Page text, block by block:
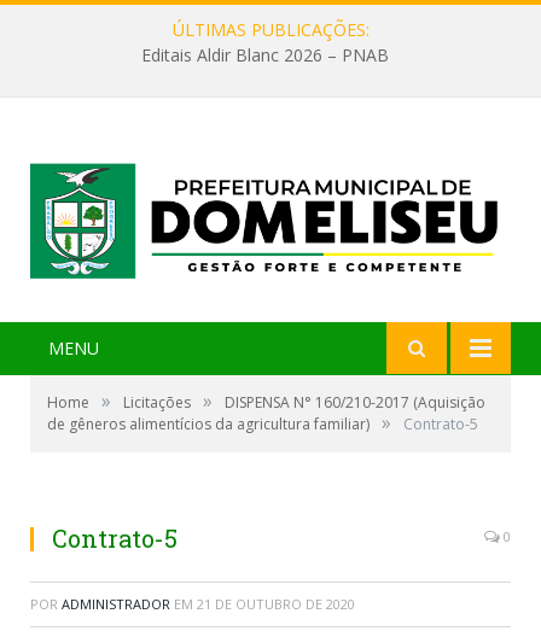
ÚLTIMAS PUBLICAÇÕES:
Editais Aldir Blanc 2026 – PNAB
MENU
Home » Licitações »
DISPENSA N° 160/210-2017 (Aquisição
de gêneros alimentícios da agricultura familiar) » Contrato-5
Contrato-5 0
POR ADMINISTRADOR EM 21 DE OUTUBRO DE 2020